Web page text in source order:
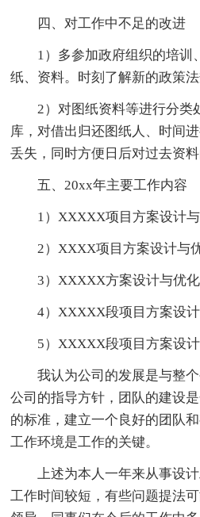
四、对工作中不足的改进
1）多参加政府组织的培训
纸、资料。时刻了解新的政策法
2）对图纸资料等进行分类
库，对借出归还图纸人、时间
丢失，同时方便日后对过去资料
五、20xx年主要工作内容
1）XXXXX项目方案设计
2）XXXX项目方案设计与
3）XXXXX方案设计与优化
4）XXXXX段项目方案设
5）XXXXX段项目方案设
我认为公司的发展是与整
公司的指导方针，团队的建设
的标准，建立一个良好的团队
工作环境是工作的关键。
上述为本人一年来从事设
工作时间较短，有些问题提法